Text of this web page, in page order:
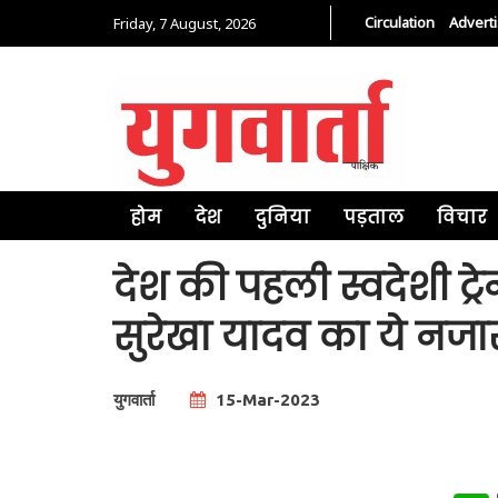
Friday, 7 August, 2026 Circulation
होम देश दुनिया पड़ताल विचार
देश की पहली स्वदेशी
सुरेखा यादव का ये
युगवार्ता 15-Mar-2023